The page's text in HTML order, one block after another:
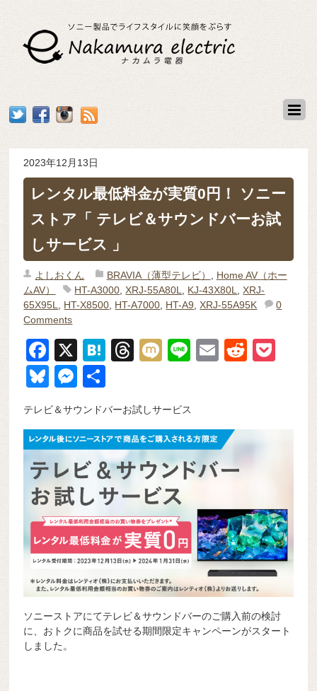
2023年12月13日
レンタル最低料金が実質0円！ ソニー
ストア「 テレビ＆サウンドバーお試
しサービス 」
よしおくん BRAVIA（薄型テレビ）
Home AV（ホー
ムAV）
HT-A3000 ,XRJ-55A80L KJ-43X80L ,XRJ-
65X95L
HT-X8500 HT-A7000 HT-A9 ,XRJ-55A95K
0
Comments
F
a
c
e
b
o
o
k
X
H
n
a
T
a
d
s
M
Li
E
R
t
Bl
u
e
sk
y
M
e
ss
e
n
g
er
テレビ＆サウンドバーお試しサービス
ソニーストアにてテレビ＆サウンドバーのご購入前の検討
に、おトクに商品を試せる期間限定キャンペーンがスタート
しました。